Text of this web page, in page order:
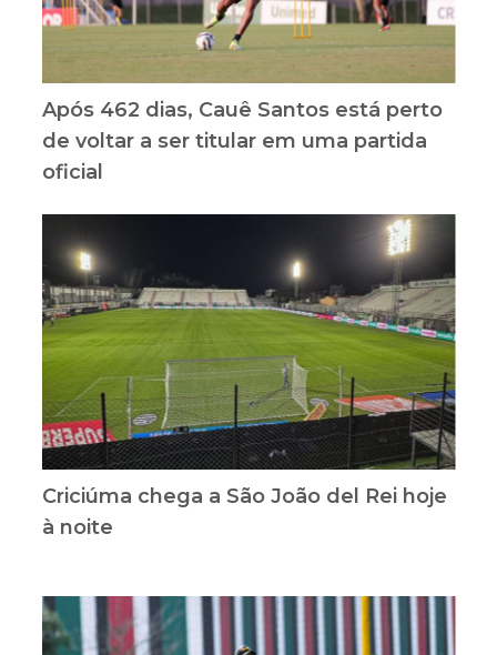
Após 462 dias, Cauê Santos está perto
de voltar a ser titular em uma partida
oficial
Criciúma chega a São João del Rei hoje
à noite